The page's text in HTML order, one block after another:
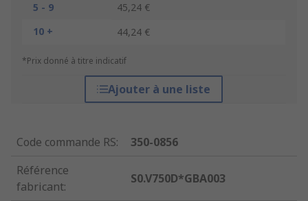
5 - 9
45,24 €
10 +
44,24 €
*Prix donné à titre indicatif
Ajouter à une liste
Code commande RS:
350-0856
Référence
fabricant:
S0.V750D*GBA003